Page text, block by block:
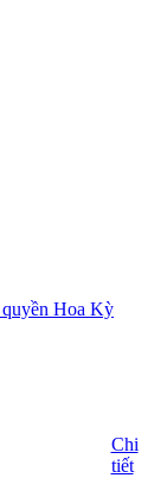
Hoa Kỳ
Chi
tiết